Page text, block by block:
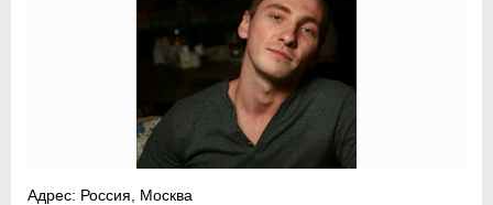
Адрес: Россия, Москва